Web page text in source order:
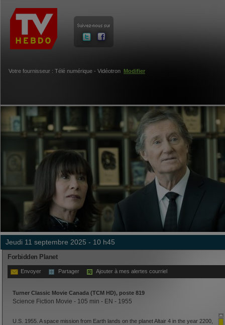
Votre fournisseur : Télé numérique - Vidéotron Modifier
jeudi 11 septembre 2025 - 10 h45
Forbidden Planet
Envoyer Partager Ajouter à mes alertes courriel
Turner Classic Movie Canada (TCM HD), poste 819
Science Fiction Movie - 105 min - EN - 1955
U.S. 1955. A space mission from Earth lands on the planet Altair 4 in the year 2200,